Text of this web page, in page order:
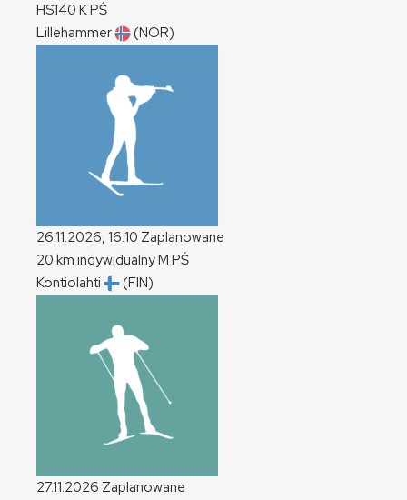
HS140 KPŚ
Lillehammer
(NOR)
26.11.2026, 16:10 Zaplanowane
20 km indywidualnyM PŚ
Kontiolahti
(FIN)
27.11.2026 Zaplanowane